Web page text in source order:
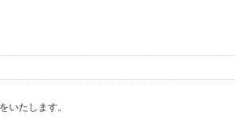
いたします。